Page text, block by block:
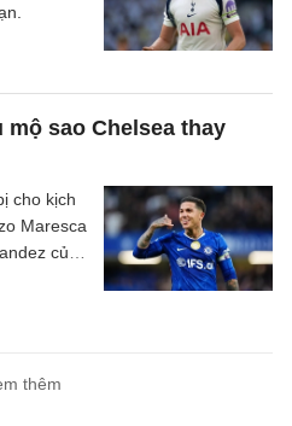
sao Chelsea thay
cho kịch
Maresca
của
thêm